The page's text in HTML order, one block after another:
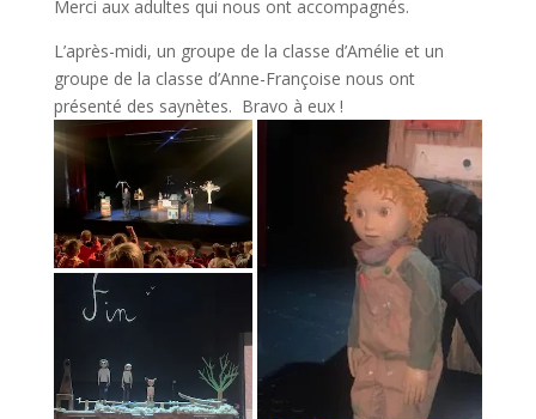
Merci aux adultes qui nous ont accompagnés.
L’après-midi, un groupe de la classe d’Amélie et un
groupe de la classe d’Anne-Françoise nous ont
présenté des saynètes. Bravo à eux !